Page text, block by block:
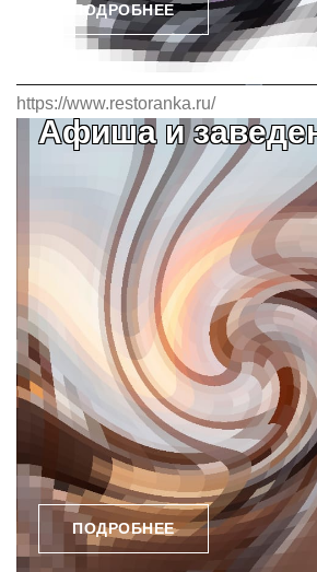
ПОДРОБНЕЕ
https://www.restoranka.ru/
Афиша и
ПОДРОБНЕЕ